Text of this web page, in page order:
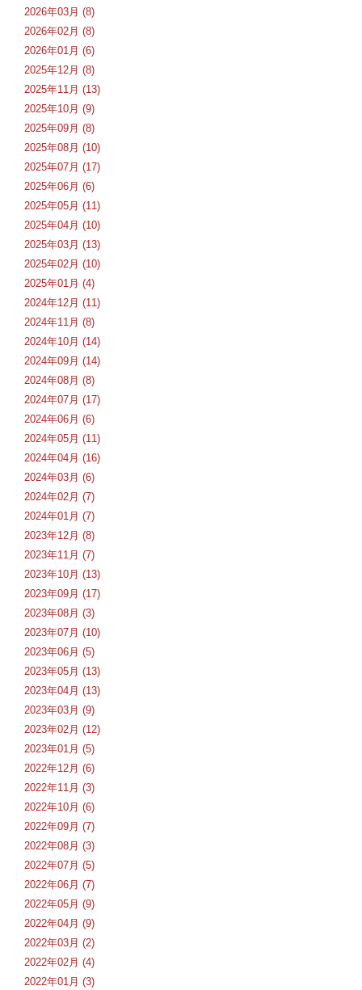
2026年03月 (8)
2026年02月 (8)
2026年01月 (6)
2025年12月 (8)
2025年11月 (13)
2025年10月 (9)
2025年09月 (8)
2025年08月 (10)
2025年07月 (17)
2025年06月 (6)
2025年05月 (11)
2025年04月 (10)
2025年03月 (13)
2025年02月 (10)
2025年01月 (4)
2024年12月 (11)
2024年11月 (8)
2024年10月 (14)
2024年09月 (14)
2024年08月 (8)
2024年07月 (17)
2024年06月 (6)
2024年05月 (11)
2024年04月 (16)
2024年03月 (6)
2024年02月 (7)
2024年01月 (7)
2023年12月 (8)
2023年11月 (7)
2023年10月 (13)
2023年09月 (17)
2023年08月 (3)
2023年07月 (10)
2023年06月 (5)
2023年05月 (13)
2023年04月 (13)
2023年03月 (9)
2023年02月 (12)
2023年01月 (5)
2022年12月 (6)
2022年11月 (3)
2022年10月 (6)
2022年09月 (7)
2022年08月 (3)
2022年07月 (5)
2022年06月 (7)
2022年05月 (9)
2022年04月 (9)
2022年03月 (2)
2022年02月 (4)
2022年01月 (3)